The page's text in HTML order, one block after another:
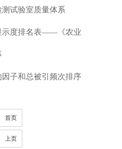
试验室质量体系
示度排名表——《农业
子和总被引频次排序
首页
上页